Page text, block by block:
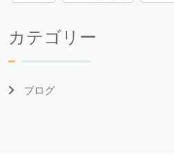
カテゴリー
ブログ